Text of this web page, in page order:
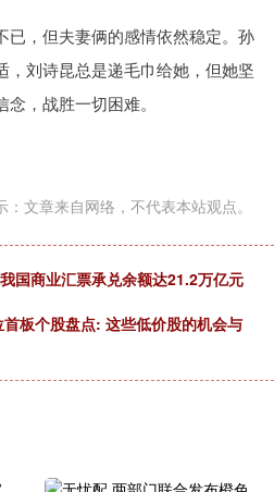
已，但夫妻俩的感情依然稳定。孙
，刘诗昆总是递毛巾给她，但她坚
，战胜一切困难。
：文章来自网络，不代表本站观点。
国商业汇票承兑余额达21.2万亿元
板个股盘点: 这些低价股的机会与